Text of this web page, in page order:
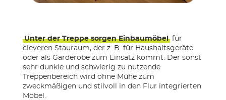
Unter der Treppe sorgen Einbaumöbel für
cleveren Stauraum, der z. B. für Haushaltsgeräte
oder als Garderobe zum Einsatz kommt. Der sonst
sehr dunkle und schwierig zu nutzende
Treppenbereich wird ohne Mühe zum
zweckmäßigen und stilvoll in den Flur integrierten
Möbel.